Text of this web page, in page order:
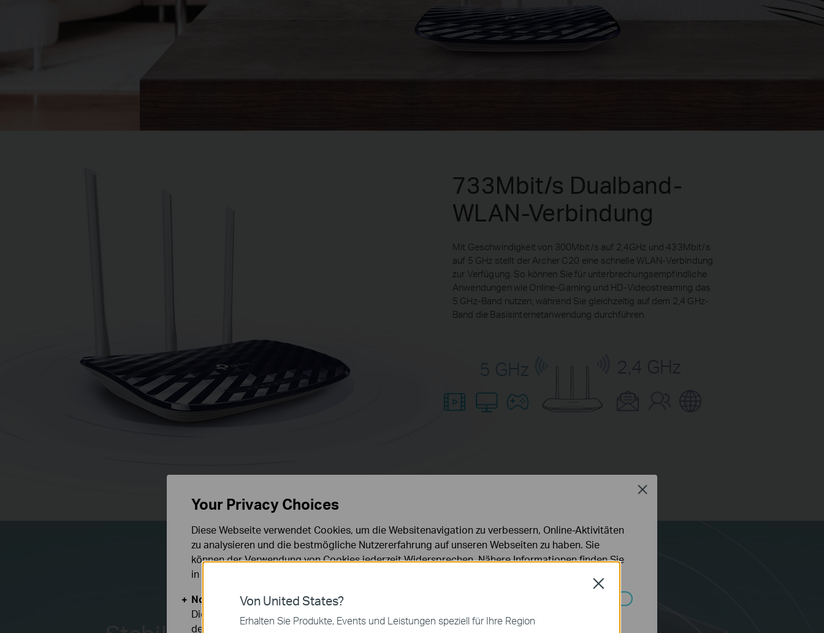
733Mbit/s Dualband-
WLAN-Verbindung
Mit Geschwindigkeit von 300Mbit/s auf 2,4GHz und 433Mbit/s
auf 5 GHz stellt der Archer C20 eine schnelle WLAN-Verbindung
zur Verfügung. So können Sie für unterbrechungsempfindliche
Anwendungen wie Online-Gaming und HD-Videostreaming das
5 GHz-Band nutzen, während Sie gleichzeitig auf dem 2,4 GHz-
Band die Basisinternetanwendung durchführen.
5 GHz
Von United States?
Erhalten Sie Produkte, Events und Leistungen speziell für Ihre Region
Close
Your Privacy Choices
Diese Webseite verwendet Cookies, um die Websitenavigation zu verbessern, Online-Aktivitäten
zu analysieren und die bestmögliche Nutzererfahrung auf unseren Webseiten zu haben. Sie
können der Verwendung von Cookies jederzeit Widersprechen. Nähere Informationen finden Sie
in unseren
Notwendige Cookies
Diese Cookies sind zur Funktion der Website erforderlich und können in Ihren Systemen nicht
deaktiviert werden.
Close